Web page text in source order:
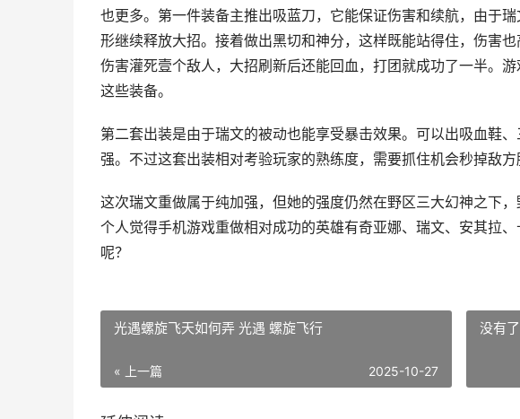
也更多。第一件装备主推出吸蓝刀，它能保证伤害和续航，由于
形继续释放大招。接着做出黑切和神分，这样既能站得住，伤害
伤害灌死壹个敌人，大招刷新后还能回血，打团就成功了一半。
这些装备。
第二套出装是由于瑞文的被动也能享受暴击效果。可以出吸血鞋
强。不过这套出装相对考验玩家的熟练度，需要抓住机会秒掉敌
这次瑞文重做属于纯加强，但她的强度仍然在野区三大幻神之下
个人觉得手机游戏重做相对成功的英雄有奇亚娜、瑞文、安其拉
呢？
光遇螺旋飞天如何弄 光遇 螺旋飞行
« 上一篇 2025-10-27
没有了